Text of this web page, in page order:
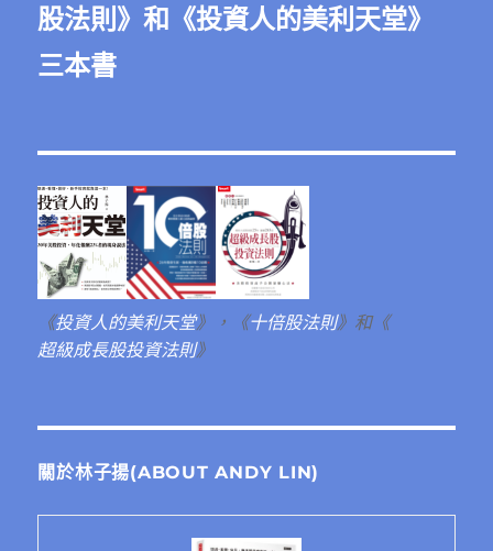
股法則》和《投資人的美利天堂》
三本書
《投資人的美利天堂》，《十倍股法則》和《
超級成長股投資法則》
關於林子揚(ABOUT ANDY LIN)